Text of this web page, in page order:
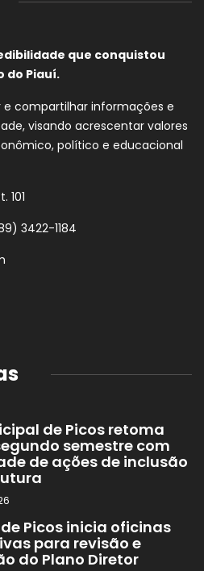
que conquistou
do Piauí.
e compartilhar informações e
visando acrescentar valores
político e educacional
101
3422-1184
de Picos retoma
semestre com
de ações de inclusão
Picos inicia oficinas
para revisão e
do Plano Diretor